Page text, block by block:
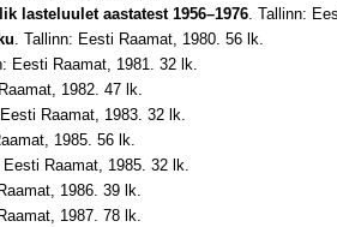
lasteluulet aastatest 1956–1976. Tallinn:
. Tallinn: Eesti Raamat, 1980. 56 lk.
Eesti Raamat, 1981. 32 lk.
1982. 47 lk.
Raamat, 1983. 32 lk.
1985. 56 lk.
Eesti Raamat, 1985. 32 lk.
1986. 39 lk.
1987. 78 lk.